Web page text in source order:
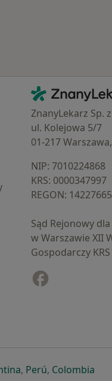
Kontakt
ZnanyLekarz - Strona
ZnanyLekarz Sp.
ul. Kolejowa 5/7
01-217
NIP: ⁠7010224868
KRS: ⁠0000347997
REGON:
Sąd Rejonowy
w Warszawie XII
Gospodarczy KRS
karciekarcie
się w nowej karcie
otwiera się w nowej
, Perúotwiera się w
, Colombia